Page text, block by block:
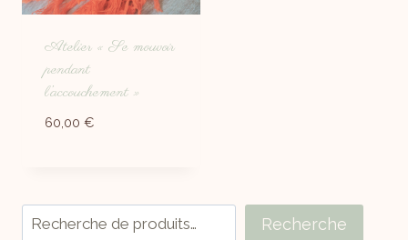
Atelier « Se mouvoir
pendant
l’accouchement »
60,00 €
Recherche